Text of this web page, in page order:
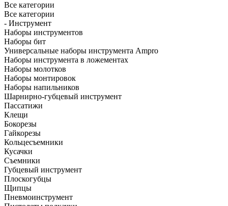
Все категории
Все категории
- Инструмент
Наборы инструментов
Наборы бит
Универсальные наборы инструмента Ampro
Наборы инструмента в ложементах
Наборы молотков
Наборы монтировок
Наборы напильников
Шарнирно-губцевый инструмент
Пассатижи
Клещи
Бокорезы
Гайкорезы
Кольцесъемники
Кусачки
Съемники
Губцевый инструмент
Плоскогубцы
Щипцы
Пневмоинструмент